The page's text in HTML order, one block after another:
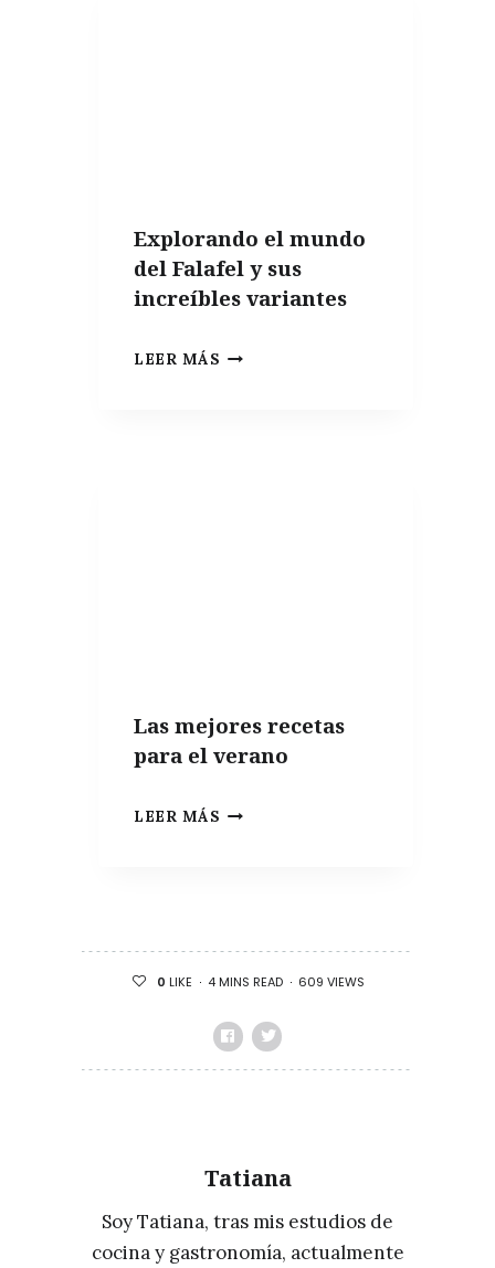
Explorando el mundo
del Falafel y sus
increíbles variantes
LEER MÁS EXPLORANDO
Las mejores recetas
para el verano
LEER MÁS LAS
0 LIKE 4 MINS READ 609 VIEWS
Tatiana
Soy Tatiana, tras mis estudios de
cocina y gastronomía, actualmente